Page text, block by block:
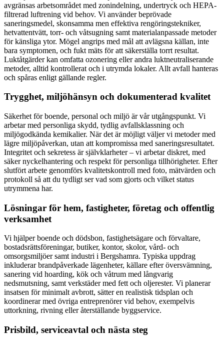
avgränsas arbetsområdet med zonindelning, undertryck och HEPA-
filtrerad luftrening vid behov. Vi använder beprövade
saneringsmedel, skonsamma men effektiva rengöringstekniker,
hetvattentvätt, torr- och våtsugning samt materialanpassade metoder
för känsliga ytor. Mögel angrips med mål att avlägsna källan, inte
bara symptomen, och fukt mäts för att säkerställa torrt resultat.
Luktåtgärder kan omfatta ozonering eller andra luktneutraliserande
metoder, alltid kontrollerat och i utrymda lokaler. Allt avfall hanteras
och spåras enligt gällande regler.
Trygghet, miljöhänsyn och dokumenterad kvalitet
Säkerhet för boende, personal och miljö är vår utgångspunkt. Vi
arbetar med personliga skydd, tydlig avfallsklassning och
miljögodkända kemikalier. När det är möjligt väljer vi metoder med
lägre miljöpåverkan, utan att kompromissa med saneringsresultatet.
Integritet och sekretess är självklarheter – vi arbetar diskret, med
säker nyckelhantering och respekt för personliga tillhörigheter. Efter
slutfört arbete genomförs kvalitetskontroll med foto, mätvärden och
protokoll så att du tydligt ser vad som gjorts och vilket status
utrymmena har.
Lösningar för hem, fastigheter, företag och offentlig
verksamhet
Vi hjälper boende och dödsbon, fastighetsägare och förvaltare,
bostadsrättsföreningar, butiker, kontor, skolor, vård- och
omsorgsmiljöer samt industri i Bergshamra. Typiska uppdrag
inkluderar brandpåverkade lägenheter, källare efter översvämning,
sanering vid hoarding, kök och våtrum med långvarig
nedsmutsning, samt verkstäder med fett och oljerester. Vi planerar
insatsen för minimalt avbrott, sätter en realistisk tidsplan och
koordinerar med övriga entreprenörer vid behov, exempelvis
uttorkning, rivning eller återställande byggservice.
Prisbild, serviceavtal och nästa steg